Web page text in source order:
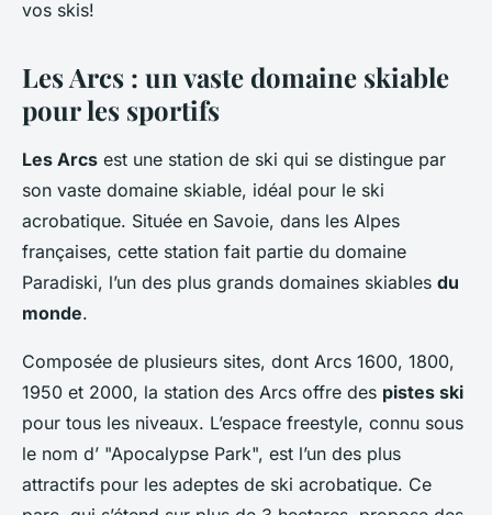
vos skis!
Les Arcs : un vaste domaine skiable
pour les sportifs
Les Arcs est une station de ski qui se distingue par
son vaste domaine skiable, idéal pour le ski
acrobatique. Située en Savoie, dans les Alpes
françaises, cette station fait partie du domaine
Paradiski, l’un des plus grands domaines skiables du
monde.
Composée de plusieurs sites, dont Arcs 1600, 1800,
1950 et 2000, la station des Arcs offre des pistes ski
pour tous les niveaux. L’espace freestyle, connu sous
le nom d’ "Apocalypse Park", est l’un des plus
attractifs pour les adeptes de ski acrobatique. Ce